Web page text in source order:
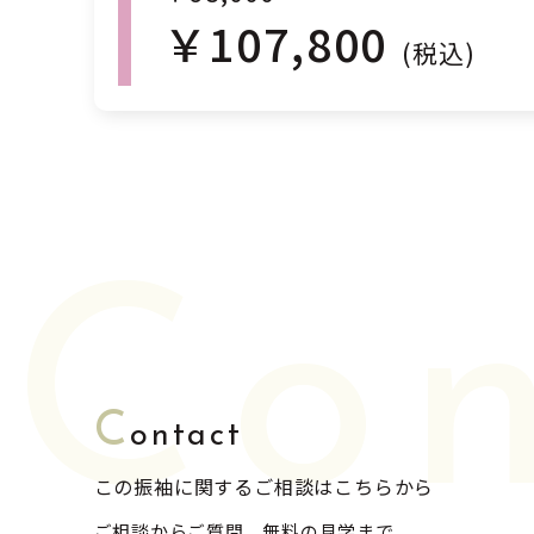
￥107,800 (税込)
C ontact
この振袖に関するご相談はこちらから